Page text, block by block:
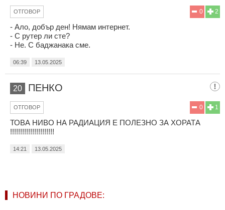
2
0
ОТГОВОР
- Ало, добър ден! Нямам интернет.
- С рутер ли сте?
- Не. С баджанака сме.
06:39 13.05.2025
20 ПЕНКО
1
0
ОТГОВОР
ТОВА НИВО НА РАДИАЦИЯ Е ПОЛЕЗНО ЗА ХОРАТА
!!!!!!!!!!!!!!!!!!!!!!
14:21 13.05.2025
НОВИНИ ПО ГРАДОВЕ: